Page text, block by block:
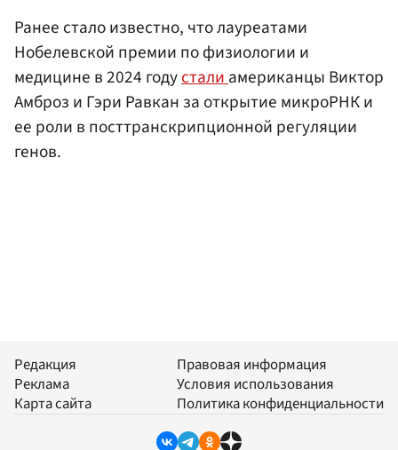
Ранее стало известно, что лауреатами
Нобелевской премии по физиологии и
медицине в 2024 годусталиамериканцы Виктор
Амброз и Гэри Равкан за открытие микроРНК и
ее роли в посттранскрипционной регуляции
генов.
Редакция
Реклама
Карта сайта
Правовая информация
Условия использования
Политика конфиденциальности